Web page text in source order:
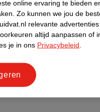
online ervaring te bieden
Zo kunnen we jou de
relevante advertenties
altijd aanpassen of
je in ons Privacybeleid